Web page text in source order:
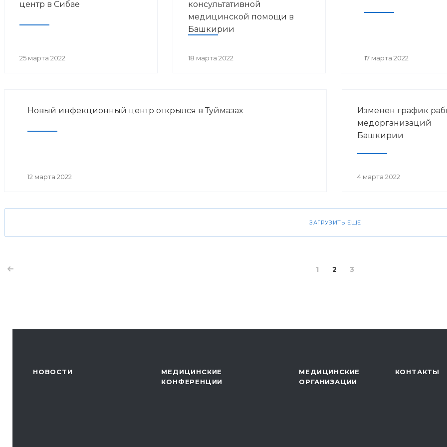
центр в Сибае
25 марта 2022
консультативной
медицинской помощи в
Башкирии
18 марта 2022 17 марта 2022
Новый инфекционный центр открылся в Туймазах
12 марта 2022
Изменен график
медорганизаций
Башкирии
4 марта 2022
ЗАГРУЗИТЬ ЕЩЕ
1 2 3
НОВОСТИ
МЕДИЦИНСКИЕ
КОНФЕРЕНЦИИ
МЕДИЦИНСКИЕ
ОРГАНИЗАЦИИ
КОНТАКТЫ